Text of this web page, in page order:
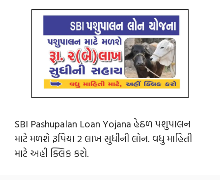
SBI Pashupalan Loan Yojana હેઠળ પશુપાલન
માટે મળશે રૂપિયા 2 લાખ સુધીની લોન. વધુ માહિતી
માટે અહી ક્લિક કરો.